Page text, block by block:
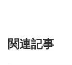
関連記事